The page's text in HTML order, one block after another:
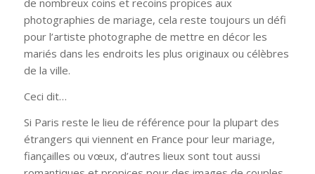
de nombreux coins et recoins propices aux
photographies de mariage, cela reste toujours un défi
pour l’artiste photographe de mettre en décor les
mariés dans les endroits les plus originaux ou célèbres
de la ville.
Ceci dit…
Si Paris reste le lieu de référence pour la plupart des
étrangers qui viennent en France pour leur mariage,
fiançailles ou vœux, d’autres lieux sont tout aussi